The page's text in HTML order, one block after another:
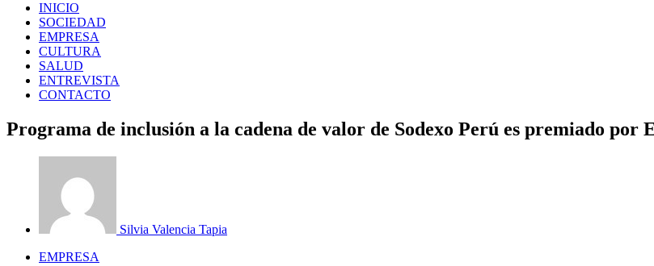
INICIO
SOCIEDAD
EMPRESA
CULTURA
SALUD
ENTREVISTA
CONTACTO
Programa de inclusión a la cadena de valor de Sodexo Perú es premiado por
Silvia Valencia Tapia
EMPRESA